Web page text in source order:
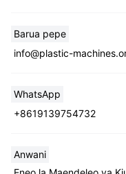
Barua pepe
info@plastic-
WhatsApp
+8619139754732
Anwani